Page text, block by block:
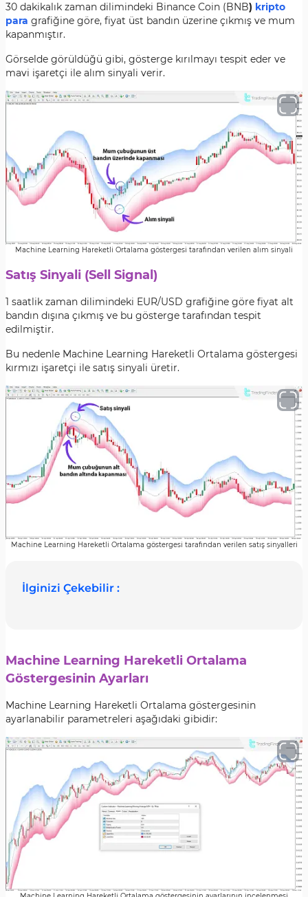
30 dakikalık zaman dilimindeki Binance Coin (BNB) kripto
para grafiğine göre, fiyat üst bandın üzerine çıkmış ve mum
kapanmıştır.
Görselde görüldüğü gibi, gösterge kırılmayı tespit eder ve
mavi işaretçi ile alım sinyali verir.
Machine Learning Hareketli Ortalama göstergesi tarafından verilen alım sinyali
Satış Sinyali (Sell Signal)
1 saatlik zaman dilimindeki EUR/USD grafiğine göre fiyat alt
bandın dışına çıkmış ve bu gösterge tarafından tespit
edilmiştir.
Bu nedenle Machine Learning Hareketli Ortalama göstergesi
kırmızı işaretçi ile satış sinyali üretir.
Machine Learning Hareketli Ortalama göstergesi tarafından verilen satış sinyalleri
İlginizi Çekebilir :
Machine Learning Hareketli Ortalama
Göstergesinin Ayarları
Machine Learning Hareketli Ortalama göstergesinin
ayarlanabilir parametreleri aşağıdaki gibidir: